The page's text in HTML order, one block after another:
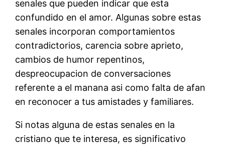
senales que pueden indicar que esta
confundido en el amor. Algunas sobre estas
senales incorporan comportamientos
contradictorios, carencia sobre aprieto,
cambios de humor repentinos,
despreocupacion de conversaciones
referente a el manana asi­ como falta de afan
en reconocer a tus amistades y familiares.
Si notas alguna de estas senales en la
cristiano que te interesa, es significativo